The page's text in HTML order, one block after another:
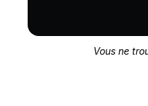
Vous ne